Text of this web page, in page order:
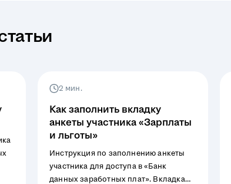
2 мин.
Как заполнить вкладку
анкеты участника «Зарплаты
и льготы»
Инструкция по заполнению анкеты
участника для доступа в «Банк
данных заработных плат». Вкладка